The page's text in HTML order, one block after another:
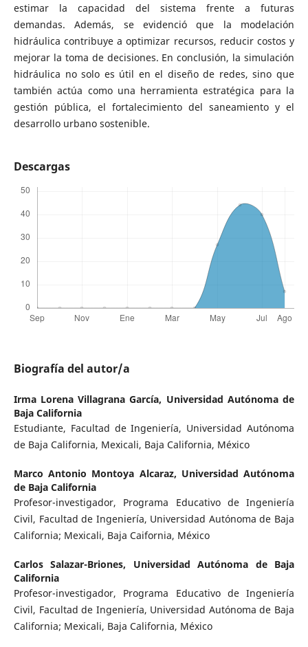
estimar la capacidad del sistema frente a futuras
demandas. Además, se evidenció que la modelación
hidráulica contribuye a optimizar recursos, reducir costos y
mejorar la toma de decisiones. En conclusión, la simulación
hidráulica no solo es útil en el diseño de redes, sino que
también actúa como una herramienta estratégica para la
gestión pública, el fortalecimiento del saneamiento y el
desarrollo urbano sostenible.
Descargas
Biografía del autor/a
Irma Lorena Villagrana García, Universidad Autónoma de
Baja California
Estudiante, Facultad de Ingeniería, Universidad Autónoma
de Baja California, Mexicali, Baja California, México
Marco Antonio Montoya Alcaraz, Universidad Autónoma
de Baja California
Profesor-investigador, Programa Educativo de Ingeniería
Civil, Facultad de Ingeniería, Universidad Autónoma de Baja
California; Mexicali, Baja Caifornia, México
Carlos Salazar-Briones, Universidad Autónoma de Baja
California
Profesor-investigador, Programa Educativo de Ingeniería
Civil, Facultad de Ingeniería, Universidad Autónoma de Baja
California; Mexicali, Baja California, México